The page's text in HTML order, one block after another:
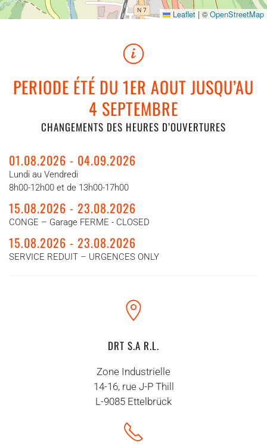
Leaflet | © OpenStreetMap
PERIODE ÉTÉ DU 1ER AOUT JUSQU’AU
4 SEPTEMBRE
CHANGEMENTS DES HEURES D’OUVERTURES
01.08.2026 - 04.09.2026
Lundi au Vendredi
8h00-12h00 et de 13h00-17h00
15.08.2026 - 23.08.2026
CONGE – Garage FERME - CLOSED
15.08.2026 - 23.08.2026
SERVICE REDUIT – URGENCES ONLY
DRT S.A R.L.
Zone Industrielle
14-16, rue J-P Thill
L-9085 Ettelbrück